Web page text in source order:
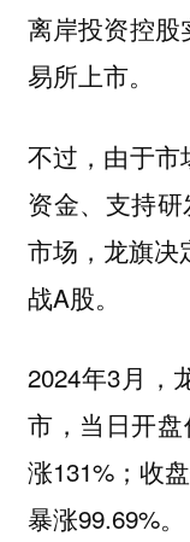
离岸投资控股
易所上市。
不过，由于市
资金、支持
市场，龙旗决
战A股。
2024年3月，
市，当日开
涨131%；收
暴涨99.69%。